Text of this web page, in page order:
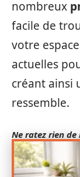
nombreux
facile de
votre
actuelles
créant ainsi
ressemble.
Ne ratez rien de